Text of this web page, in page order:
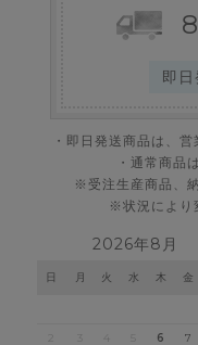
8
即
・即日発送商品は、
・通常商品
※受注生産商品、
※状況により
2026年8月
日 月 火 水 木 金
4 6 7